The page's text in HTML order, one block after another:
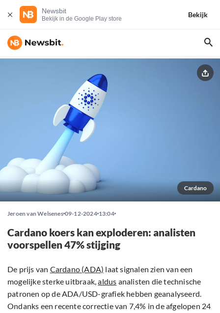
Newsbit
Bekijk in de Google Play store
Bekijk
Cardano
Jeroen van Welsenes 09-12-2024 13:04
Cardano koers kan exploderen: analisten
voorspellen 47% stijging
De prijs van Cardano (ADA) laat signalen zien van een
mogelijke sterke uitbraak,aldus analisten die technische
patronen op de ADA/USD-grafiek hebben geanalyseerd.
Ondanks een recente correctie van 7,4% in de afgelopen 24